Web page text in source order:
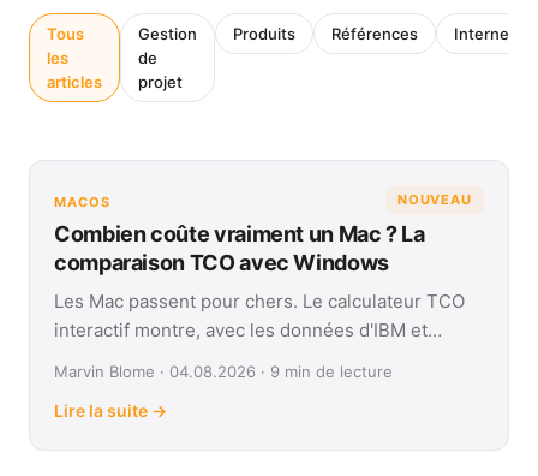
Tous
les
articles
Gestion
de
projet
Produits Références Interne
NOUVEAU
MACOS
Combien coûte vraiment un Mac ? La
comparaison TCO avec Windows
Les Mac passent pour chers. Le calculateur TCO
interactif montre, avec les données d'IBM et
Marvin Blome · 04.08.2026 · 9 min de lecture
Lire la suite →